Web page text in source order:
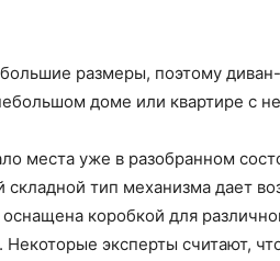
размеры, поэтому
доме или квартире с
места уже в разобранном
тип механизма дает
коробкой для
эксперты считают,